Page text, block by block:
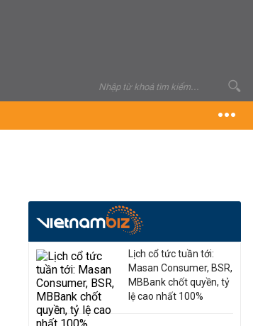
Lịch cổ tức tuần tới:
Masan Consumer, BSR,
MBBank chốt quyền, tỷ
lệ cao nhất 100%